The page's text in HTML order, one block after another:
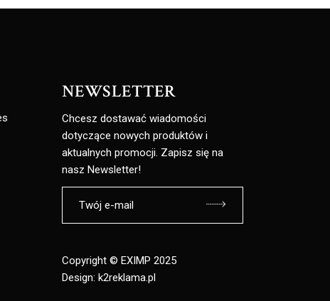
NEWSLETTER
Chcesz dostawać wiadomości
dotyczące nowych produktów i
aktualnych promocji. Zapisz się na
nasz Newsletter!
Copyright © EXIMP 2025
Design: k2reklama.pl